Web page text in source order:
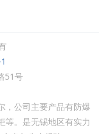
51号
，公司主要产品有防爆
等。是无锡地区有实力